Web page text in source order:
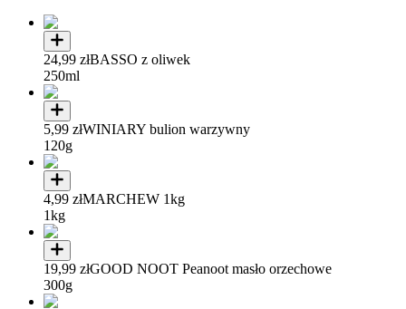
24,99 złBASSO z oliwek
250ml
5,99 złWINIARY bulion warzywny
120g
4,99 złMARCHEW 1kg
1kg
19,99 złGOOD NOOT Peanoot masło orzechowe
300g